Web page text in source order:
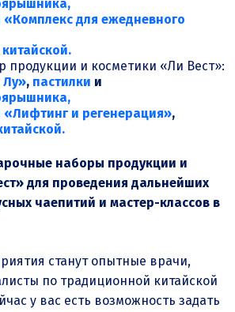
«Комплекс для ежедневного
продукции и косметики «Ли Вест»:
Лу», пастилки и
«Лифтинг и регенерация»,
наборы продукции и
для проведения дальнейших
чаепитий и мастер-классов в
станут опытные врачи,
по традиционной китайской
у вас есть возможность задать